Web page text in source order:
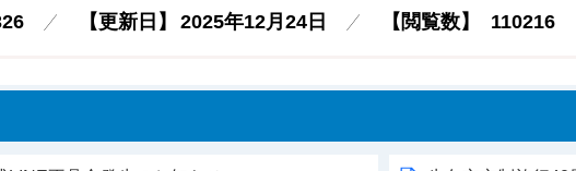
【更新日】 2025年12月24日 【閲覧数】 110216